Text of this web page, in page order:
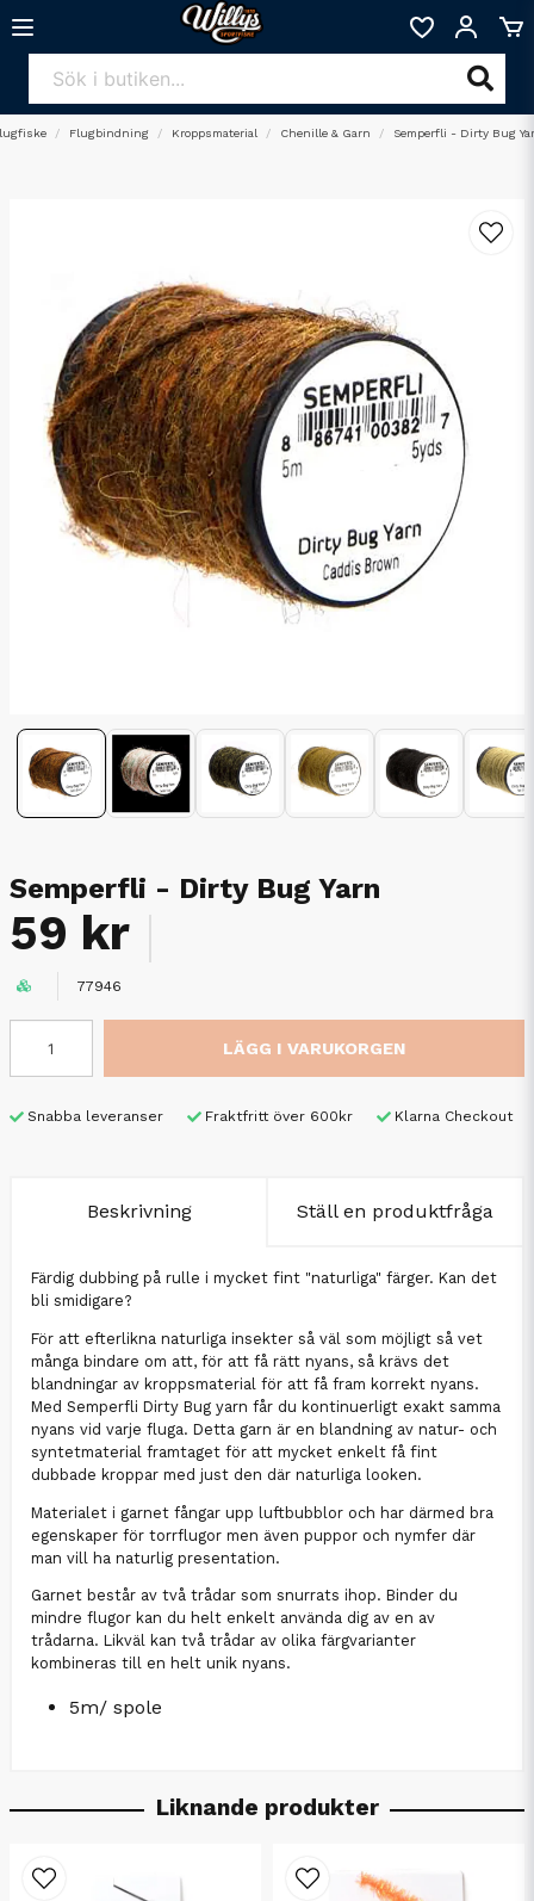
Flugbindning Kroppsmaterial Chenille & Garn Semperfli - Dirty Bug
Semperfli - Dirty Bug Yarn
59 kr
77946
LÄGG I VARUKORGEN
Snabba leveranser Fraktfritt över 600kr Klarna Checkout
Beskrivning Ställ en produktfråga
Färdig dubbing på rulle i mycket fint "naturliga" färger. Kan det
bli smidigare?
För att efterlikna naturliga insekter så väl som möjligt så vet
många bindare om att, för att få rätt nyans, så krävs det
blandningar av kroppsmaterial för att få fram korrekt nyans.
Med Semperfli Dirty Bug yarn får du kontinuerligt exakt samma
nyans vid varje fluga. Detta garn är en blandning av natur- och
syntetmaterial framtaget för att mycket enkelt få fint
dubbade kroppar med just den där naturliga looken.
Materialet i garnet fångar upp luftbubblor och har därmed bra
egenskaper för torrflugor men även puppor och nymfer där
man vill ha naturlig presentation.
Garnet består av två trådar som snurrats ihop. Binder du
mindre flugor kan du helt enkelt använda dig av en av
trådarna. Likväl kan två trådar av olika färgvarianter
kombineras till en helt unik nyans.
5m/ spole
Liknande produkter